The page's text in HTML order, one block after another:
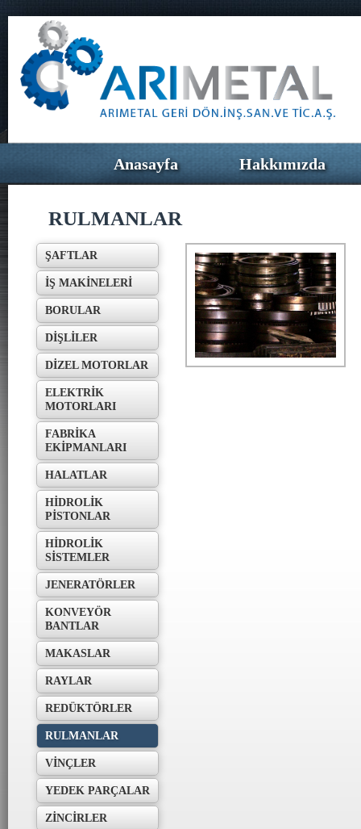
Anasayfa Hakkımızda
RULMANLAR
ŞAFTLAR
İŞ MAKİNELERİ
BORULAR
DİŞLİLER
DİZEL MOTORLAR
ELEKTRİK
MOTORLARI
FABRİKA
EKİPMANLARI
HALATLAR
HİDROLİK
PİSTONLAR
HİDROLİK
SİSTEMLER
JENERATÖRLER
KONVEYÖR
BANTLAR
MAKASLAR
RAYLAR
REDÜKTÖRLER
RULMANLAR
VİNÇLER
YEDEK PARÇALAR
ZİNCİRLER